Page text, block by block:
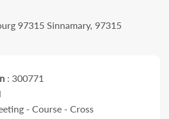
97315 Sinnamary, 97315
: 300771
- Course - Cross